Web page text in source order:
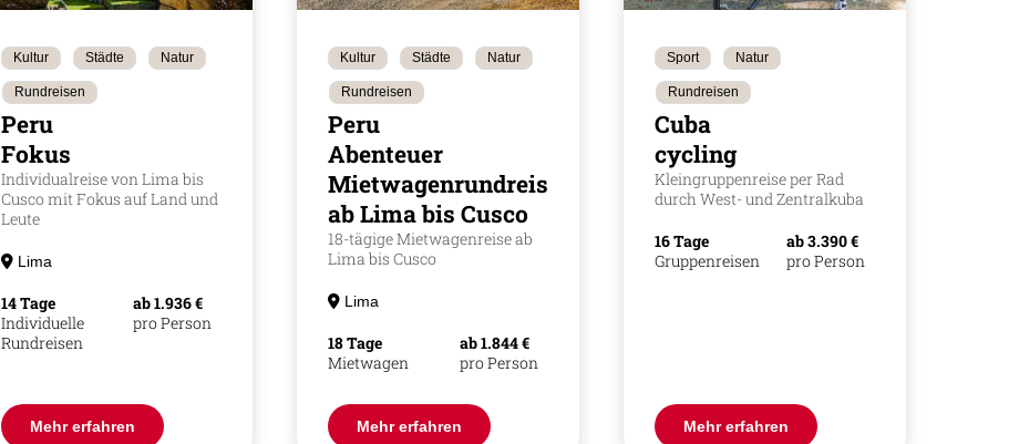
Kultur Städte Natur
Rundreisen
Peru
Fokus
Individualreise von Lima bis
Cusco mit Fokus auf Land und
Leute
Lima
14 Tage
Individuelle
Rundreisen
ab 1.936 €
pro Person
Mehr erfahren
Kultur Städte Natur
Rundreisen
Peru
Abenteuer
Mietwagenrundreise
ab Lima bis Cusco
18-tägige Mietwagenreise ab
Lima bis Cusco
Lima
18 Tage
Mietwagen
ab 1.844 €
pro Person
Mehr erfahren
Sport Natur
Rundreisen
Cuba
cycling
Kleingruppenreise per Rad
durch West- und Zentralkuba
16 Tage
Gruppenreisen
ab 3.390 €
pro Person
Mehr erfahren